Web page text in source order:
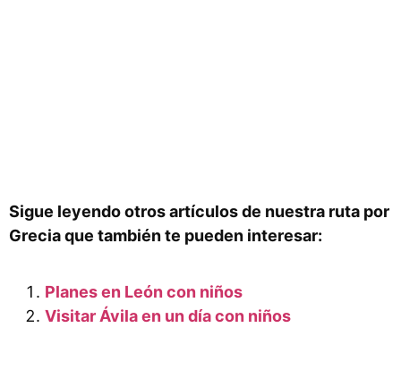
Sigue leyendo otros artículos de nuestra ruta por
Grecia que también te pueden interesar:
Planes en León con niños
Visitar Ávila en un día con niños